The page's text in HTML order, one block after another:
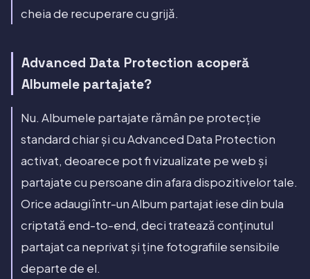
cheia de recuperare cu grijă.
Advanced Data Protection acoperă
Albumele partajate?
Nu. Albumele partajate rămân pe protecție
standard chiar și cu Advanced Data Protection
activat, deoarece pot fi vizualizate pe web și
partajate cu persoane din afara dispozitivelor tale.
Orice adaugi într-un Album partajat iese din bula
criptată end-to-end, deci tratează conținutul
partajat ca neprivat și ține fotografiile sensibile
departe de el.